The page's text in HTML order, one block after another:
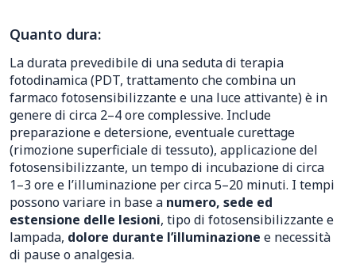
Quanto dura:
La durata prevedibile di una seduta di terapia
fotodinamica (PDT, trattamento che combina un
farmaco fotosensibilizzante e una luce attivante) è in
genere di circa 2–4 ore complessive. Include
preparazione e detersione, eventuale curettage
(rimozione superficiale di tessuto), applicazione del
fotosensibilizzante, un tempo di incubazione di circa
1–3 ore e l’illuminazione per circa 5–20 minuti. I tempi
possono variare in base a numero, sede ed
estensione delle lesioni, tipo di fotosensibilizzante e
lampada, dolore durante l’illuminazione e necessità
di pause o analgesia.